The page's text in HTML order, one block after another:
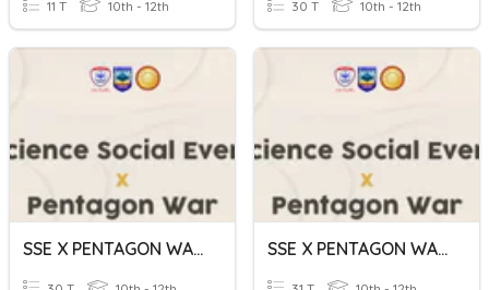
11 T 10th - 12th 30 T 10th - 12th
SSE X PENTAGON WAR TAHAP 1 SSE X PENTAGON WAR TAHAP 2